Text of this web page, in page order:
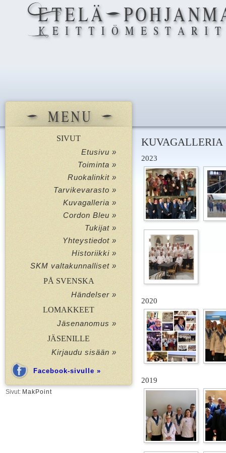
SIVUT
Etusivu »
Toiminta »
Ruokalinkit »
Tarvikevarasto »
Kuvagalleria »
Cordon Bleu »
Tukijat »
Yhteystiedot »
Historiikki »
SKM valtakunnalliset »
PÅ SVENSKA
Händelser »
LOMAKKEET
Jäsenanomus »
JÄSENILLE
Kirjaudu sisään »
Facebook-sivulle »
Sivut: MakPoint
KUVAGALLERIA
2023
2020
2019